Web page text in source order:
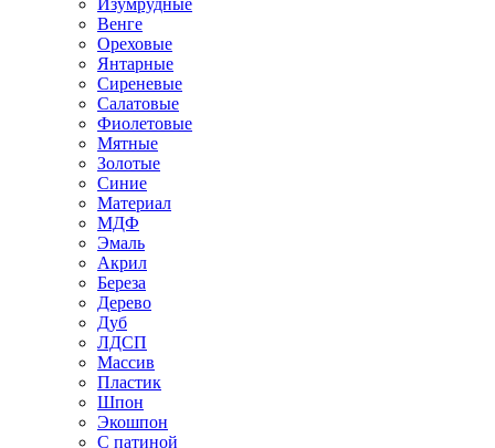
Изумрудные
Венге
Ореховые
Янтарные
Сиреневые
Салатовые
Фиолетовые
Мятные
Золотые
Синие
Материал
МДФ
Эмаль
Акрил
Береза
Дерево
Дуб
ЛДСП
Массив
Пластик
Шпон
Экошпон
С патиной